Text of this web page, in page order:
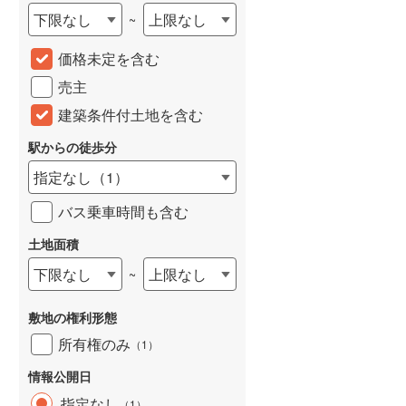
下限なし ~
上限なし
価格未定を含む
売主
建築条件付土地を含む
駅からの徒歩分
指定なし （1 ）
バス乗車時間も含む
土地面積
下限なし ~ 上限なし
敷地の権利形態
所有権のみ （1 ）
情報公開日